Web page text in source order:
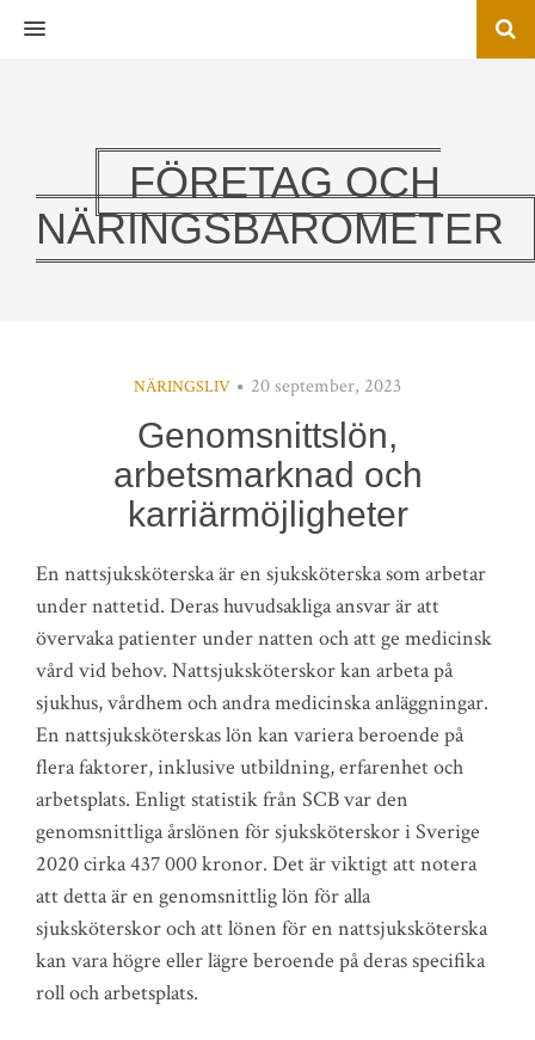
MENU
FÖRETAG OCH
NÄRINGSBAROMETER
NÄRINGSLIV 20 september, 2023
Genomsnittslön,
arbetsmarknad och
karriärmöjligheter
En nattsjuksköterska är en sjuksköterska som arbetar
under nattetid. Deras huvudsakliga ansvar är att
övervaka patienter under natten och att ge medicinsk
vård vid behov. Nattsjuksköterskor kan arbeta på
sjukhus, vårdhem och andra medicinska anläggningar.
En nattsjuksköterskas lön kan variera beroende på
flera faktorer, inklusive utbildning, erfarenhet och
arbetsplats. Enligt statistik från SCB var den
genomsnittliga årslönen för sjuksköterskor i Sverige
2020 cirka 437 000 kronor. Det är viktigt att notera
att detta är en genomsnittlig lön för alla
sjuksköterskor och att lönen för en nattsjuksköterska
kan vara högre eller lägre beroende på deras specifika
roll och arbetsplats.